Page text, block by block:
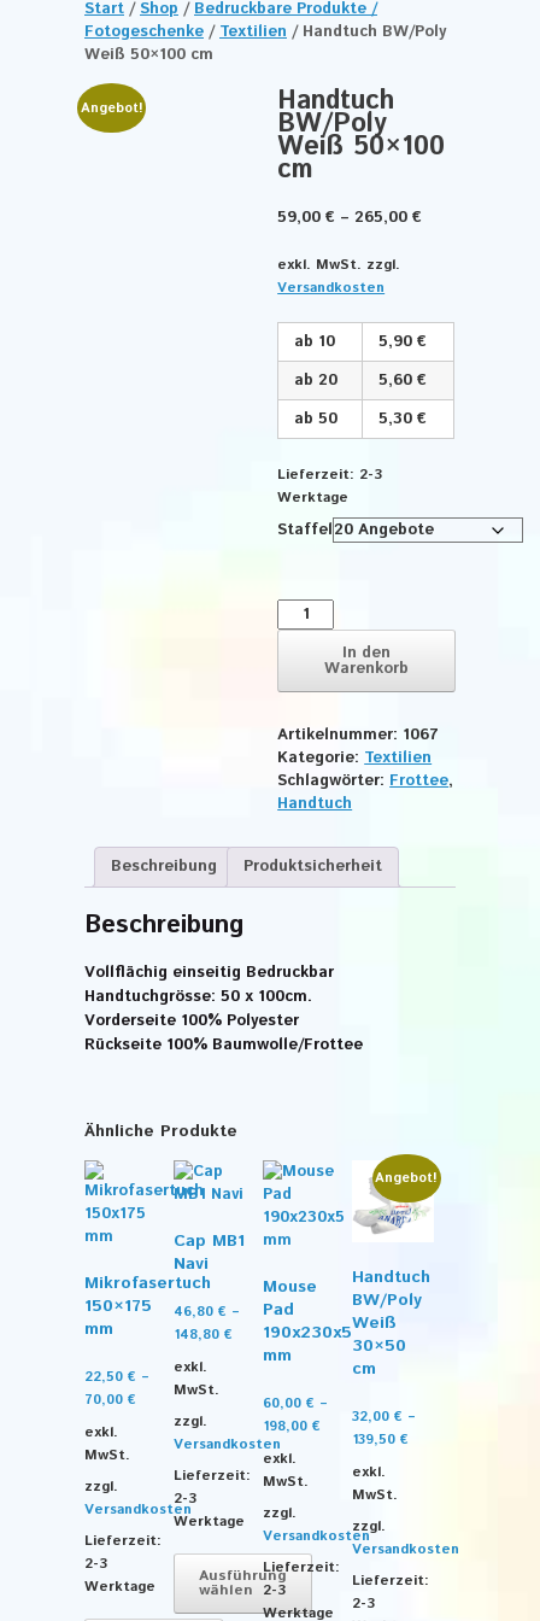
Start /Shop /Bedruckbare Produkte /
Fotogeschenke /Textilien / Handtuch BW/Poly
Weiß 50×100 cm
Angebot! Handtuch
BW/Poly
Weiß 50×100
cm
59,00€ –265,00€
exkl. MwSt. zzgl.
Versandkosten
ab 10
5,90 €
ab 20
5,60 €
ab 50
5,30 €
Lieferzeit: 2-3
Werktage
Staffel
Handtuch
BW/Poly
50x100
cm
In den
Warenkorb
Artikelnummer: 1067
Kategorie: Textilien
Schlagwörter: Frottee,
Handtuch
Beschreibung Produktsicherheit
Beschreibung
Vollflächig einseitig Bedruckbar
Handtuchgrösse: 50 x 100cm.
Vorderseite 100% Polyester
Rückseite 100% Baumwolle/Frottee
Ähnliche Produkte
Mikrofasertuch
150×175
mm
22,50 € –
70,00 €
exkl.
MwSt.
zzgl.
Versandkosten
Lieferzeit:
2-3
Werktage
Cap MB1
Navi
46,80€ –
148,80€
exkl.
MwSt.
zzgl.
Versandkosten
Lieferzeit:
2-3
Werktage
Ausführung
wählen
Mouse
Pad
190x230x5
mm
60,00€ –
198,00€
exkl.
MwSt.
zzgl.
Versandkosten
Lieferzeit:
2-3
Werktage
Angebot!
Handtuch
BW/Poly
Weiß
30×50
cm
32,00€ –
139,50€
exkl.
MwSt.
zzgl.
Versandkosten
Lieferzeit:
2-3